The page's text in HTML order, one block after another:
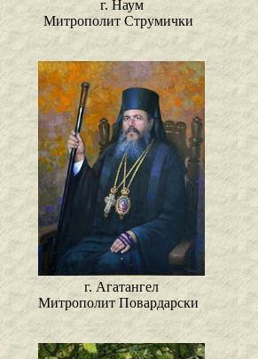
г. Наум
Митрополит Струмички
г. Агатангел
Митрополит Повардарски